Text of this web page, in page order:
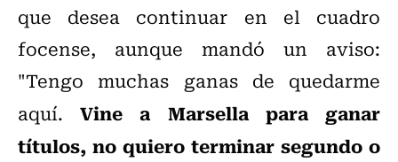
que desea continuar en el cuadro
focense, aunque mandó un aviso:
"Tengo muchas ganas de quedarme
aquí.Vine a Marsella para ganar
títulos, no quiero terminar segundo o